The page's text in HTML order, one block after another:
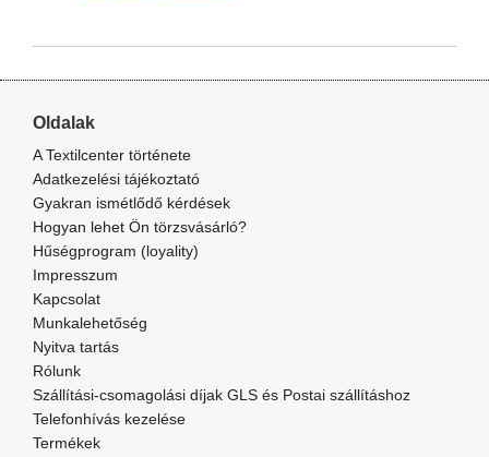
Oldalak
A Textilcenter története
Adatkezelési tájékoztató
Gyakran ismétlődő kérdések
Hogyan lehet Ön törzsvásárló?
Hűségprogram (loyality)
Impresszum
Kapcsolat
Munkalehetőség
Nyitva tartás
Rólunk
Szállítási-csomagolási díjak GLS és Postai szállításhoz
Telefonhívás kezelése
Termékek